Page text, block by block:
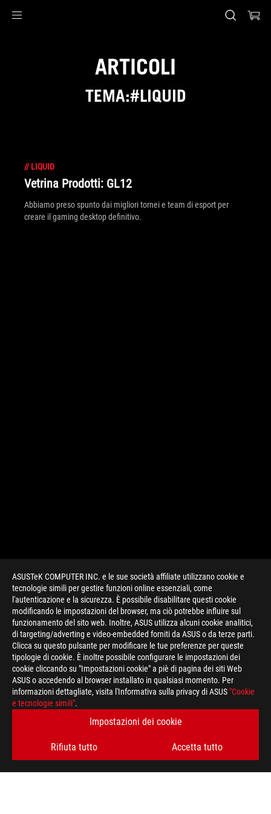
ASUSTeK COMPUTER INC. e le sue società affiliate utilizzano cookie e
tecnologie simili per gestire funzioni online essenziali, come
l'autenticazione e la sicurezza. È possibile disabilitare questi cookie
modificando le impostazioni del browser, ma ciò potrebbe influire sul
funzionamento del sito web. Inoltre, ASUS utilizza alcuni cookie analitici,
di targeting/adverting e video-embedded forniti da ASUS o da terze parti.
Clicca su questo pulsante per modificare le tue preferenze per queste
tipologie di cookie. È inoltre possibile configurare le impostazioni dei
cookie cliccando su "Impostazioni cookie" a piè di pagina dei siti Web
ASUS o accedendo al browser installato in qualsiasi momento. Per
informazioni dettagliate, visita l'Informativa sulla privacy di ASUS "Cookie
e tecnologie simili".
Impostazioni dei cookie
Rifiuta tutto Accetta tutto
ARTICOLI
TEMA:#LIQUID
// LIQUID
Vetrina Prodotti: GL12
Abbiamo preso spunto dai migliori tornei e team di esport per
creare il gaming desktop definitivo.
> GAMING LIQUID
RIMANI AGGIORNATO SUL MONDO ROG